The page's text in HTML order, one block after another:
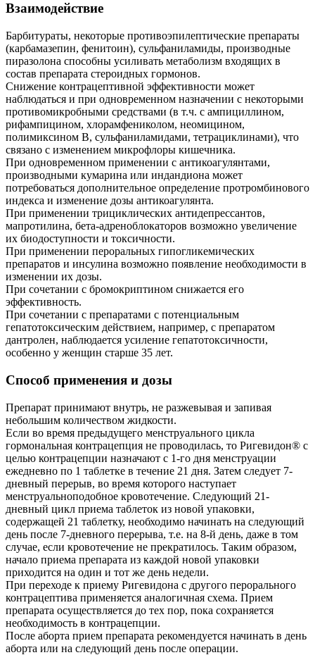
Взаимодействие
Барбитураты, некоторые противоэпилептические препараты
(карбамазепин, фенитоин), сульфаниламиды, производные
пиразолона способны усиливать метаболизм входящих в
состав препарата стероидных гормонов.
Снижение контрацептивной эффективности может
наблюдаться и при одновременном назначении с некоторыми
противомикробными средствами (в т.ч. с ампициллином,
рифампицином, хлорамфениколом, неомицином,
полимиксином В, сульфаниламидами, тетрациклинами), что
связано с изменением микрофлоры кишечника.
При одновременном применении с антикоагулянтами,
производными кумарина или индандиона может
потребоваться дополнительное определение протромбинового
индекса и изменение дозы антикоагулянта.
При применении трициклических антидепрессантов,
мапротилина, бета-адреноблокаторов возможно увеличение
их биодоступности и токсичности.
При применении пероральных гипогликемических
препаратов и инсулина возможно появление необходимости в
изменении их дозы.
При сочетании с бромокриптином снижается его
эффективность.
При сочетании с препаратами с потенциальным
гепатотоксическим действием, например, с препаратом
дантролен, наблюдается усиление гепатотоксичности,
особенно у женщин старше 35 лет.
Способ применения и дозы
Препарат принимают внутрь, не разжевывая и запивая
небольшим количеством жидкости.
Если во время предыдущего менструального цикла
гормональная контрацепция не проводилась, то Ригевидон® с
целью контрацепции назначают с 1-го дня менструации
ежедневно по 1 таблетке в течение 21 дня. Затем следует 7-
дневный перерыв, во время которого наступает
менструальноподобное кровотечение. Следующий 21-
дневный цикл приема таблеток из новой упаковки,
содержащей 21 таблетку, необходимо начинать на следующий
день после 7-дневного перерыва, т.е. на 8-й день, даже в том
случае, если кровотечение не прекратилось. Таким образом,
начало приема препарата из каждой новой упаковки
приходится на один и тот же день недели.
При переходе к приему Ригевидона с другого перорального
контрацептива применяется аналогичная схема. Прием
препарата осуществляется до тех пор, пока сохраняется
необходимость в контрацепции.
После аборта прием препарата рекомендуется начинать в день
аборта или на следующий день после операции.